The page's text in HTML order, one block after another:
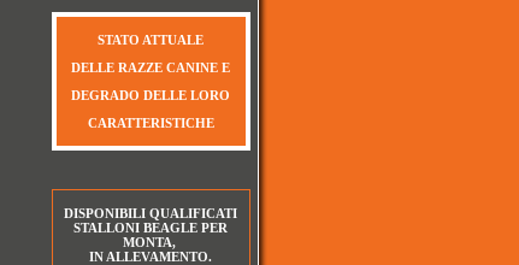
STATO ATTUALE
DELLE RAZZE CANINE E
DEGRADO DELLE LORO
CARATTERISTICHE
DISPONIBILI QUALIFICATI
STALLONI BEAGLE PER
MONTA,
IN ALLEVAMENTO.